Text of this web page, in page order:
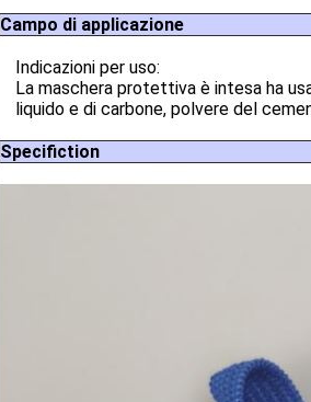
Campo di applicazione
Indicazioni per uso:
La maschera protettiva è intesa ha
liquido e di carbone, polvere del
Specifiction